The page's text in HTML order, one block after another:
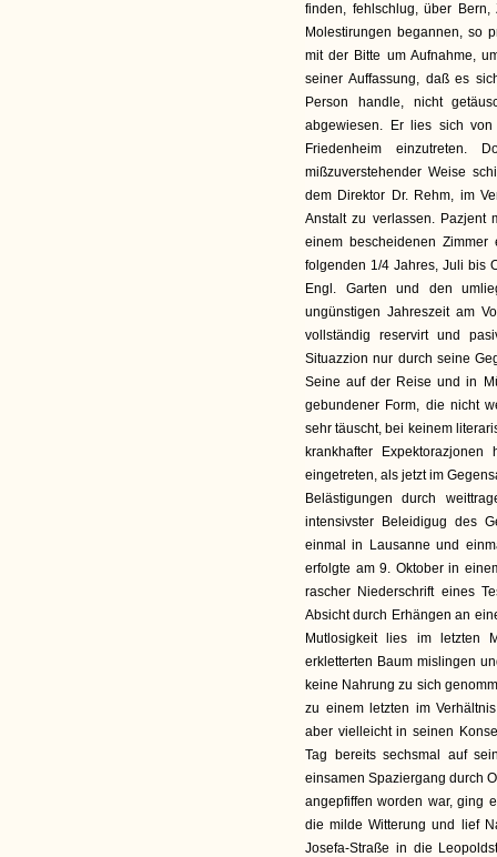
finden, fehlschlug, über
Molestirungen begannen, so
mit der Bitte um Aufnahme,
seiner Auffassung, daß es
Person handle, nicht
abgewiesen. Er lies sich
Friedenheim
mißzuverstehender Weise
dem Direktor Dr. Rehm, im
Anstalt zu verlassen. Pazjent
einem bescheidenen
folgenden 1/4 Jahres, Juli bis
Engl. Garten und den
ungünstigen Jahreszeit am
vollständig reservirt und
Situazzion nur durch seine
Seine auf der Reise und in
gebundener Form, die nicht
sehr täuscht, bei keinem
krankhafter
eingetreten, als jetzt im
Belästigungen durch
intensivster Beleidigug des
einmal in Lausanne und
erfolgte am 9. Oktober in
rascher Niederschrift eines
Absicht durch Erhängen an
Mutlosigkeit lies im letzten
erkletterten Baum mislingen
keine Nahrung zu sich
zu einem letzten im
aber vielleicht in seinen
Tag bereits sechsmal auf
einsamen Spaziergang durch
angepfiffen worden war, ging
die milde Witterung und lief
Josefa-Straße in die